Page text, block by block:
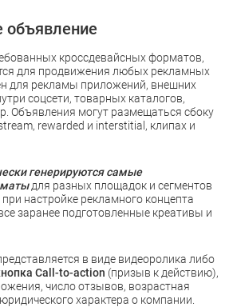
объявление
кроссдевайсных форматов,
для продвижения любых рекламных
для рекламы приложений, внешних
соцсети, товарных каталогов,
Объявления могут размещаться сбоку
rewarded и interstitial, клипах и
генерируются самые
для разных площадок и сегментов
настройке рекламного концепта
заранее подготовленные креативы и
в виде видеоролика либо
Call-to-action (призыв к действию),
число отзывов, возрастная
характера о компании.